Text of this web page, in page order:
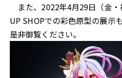
また、2022年4月29日（金
UP SHOPでの彩色原型の展示
是非御覧ください。